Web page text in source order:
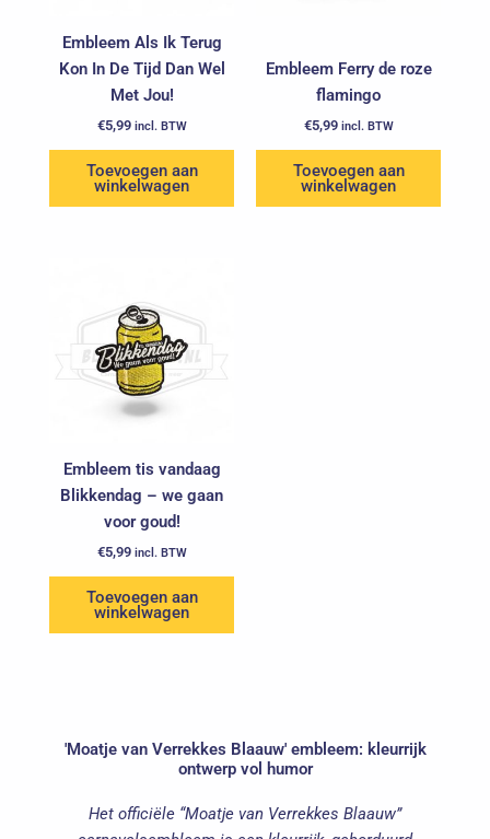
Embleem Als Ik Terug
Kon In De Tijd Dan Wel
Met Jou!
€5,99 incl. BTW
Toevoegen aan
winkelwagen
Embleem Ferry de roze
flamingo
€5,99 incl. BTW
Toevoegen aan
winkelwagen
Embleem tis vandaag
Blikkendag – we gaan
voor goud!
€5,99 incl. BTW
Toevoegen aan
winkelwagen
'Moatje van Verrekkes Blaauw' embleem: kleurrijk
ontwerp vol humor
Het officiële “Moatje van Verrekkes Blaauw”